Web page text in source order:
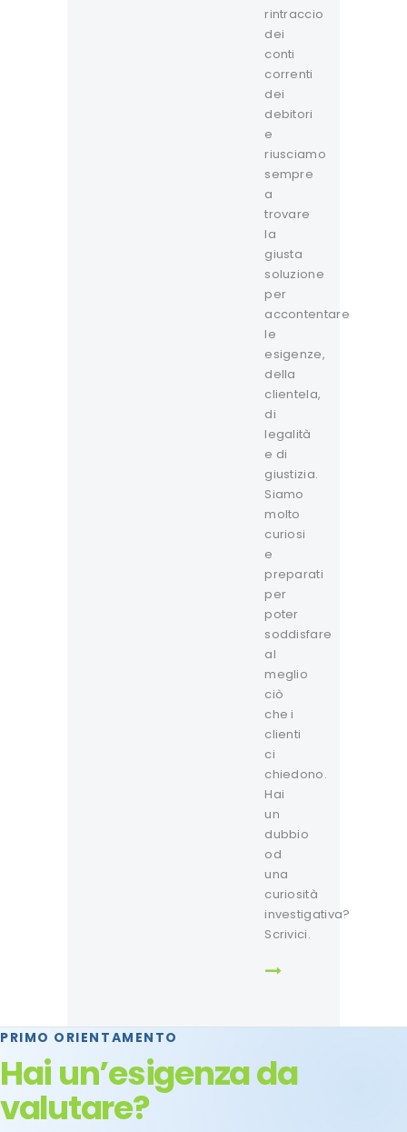
rintraccio
dei
conti
correnti
dei
debitori
e
riusciamo
sempre
a
trovare
la
giusta
soluzione
per
accontentare
le
esigenze,
della
clientela,
di
legalità
e di
giustizia.
Siamo
molto
curiosi
e
preparati
per
poter
soddisfare
al
meglio
ciò
che i
clienti
ci
chiedono.
Hai
un
dubbio
od
una
curiosità
investigativa?
Scrivici.
PRIMO ORIENTAMENTO
Hai un’esigenza da
valutare?